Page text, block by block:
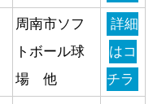
周南市ソフ
トボール球
場 他
詳細
はコ
チラ